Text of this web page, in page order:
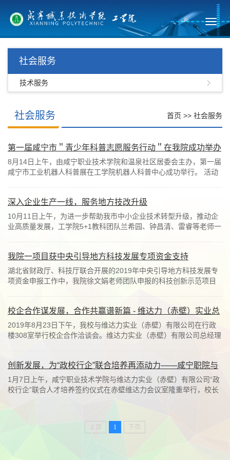
社会服务
技术服务
社会服务 首页 >> 社会服务
第一届咸宁市＂青少年科普志愿服务行动＂在我院成功举办
8月14日上午，由咸宁职业技术学院和温泉社区居委会主办，第一届
咸宁市工业机器人科普展在工学院机器人科普中心成功举行。 活动
深入企业生产一线，服务地方技改升级
10月11日上午，为进一步帮助我市中小企业技术转型升级，推动企
业高质量发展，工学院5+1教科团队兰希园、钟昌清、雷睿等老师一
我院一项目获中央引导地方科技发展专项资金支持
湖北省财政厅、科技厅联合开展的2019年中央引导地方科技发展专
项资金申报工作中，我院徐文娟老师团队申报的科技创新示范项目
校企合作谋发展，合作共赢谱新篇 - 维达力（赤壁）实业总
经理王伟等一行来校洽谈
2019年8月23日下午，我校与维达力实业（赤壁）有限公司在行政
楼308室举行校企合作洽谈会。维达力实业（赤壁）有限公司总经理
创新发展，为“政校行企”联合培养再添动力——咸宁职院与
赤壁维达力签约仪式圆满举行
1月7日上午，咸宁职业技术学院与维达力实业（赤壁）有限公司“政
校行企”联合人才培养签约仪式在赤壁维达力会议室隆重举行，校长
上页 1 下页